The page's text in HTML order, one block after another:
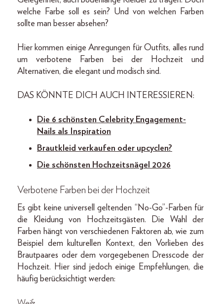
welche Farbe soll es sein? Und von welchen Farben
sollte man besser absehen?
Hier kommen einige Anregungen für Outfits, alles rund
um verbotene Farben bei der Hochzeit und
Alternativen, die elegant und modisch sind.
DAS KÖNNTE DICH AUCH INTERESSIEREN:
Die 6 schönsten Celebrity Engagement-
Nails als Inspiration
Brautkleid verkaufen oder upcyclen?
Die schönsten Hochzeitsnägel 2026
Verbotene Farben bei der Hochzeit
Es gibt keine universell geltenden “No-Go”-Farben für
die Kleidung von Hochzeitsgästen. Die Wahl der
Farben hängt von verschiedenen Faktoren ab, wie zum
Beispiel dem kulturellen Kontext, den Vorlieben des
Brautpaares oder dem vorgegebenen Dresscode der
Hochzeit. Hier sind jedoch einige Empfehlungen, die
häufig berücksichtigt werden: